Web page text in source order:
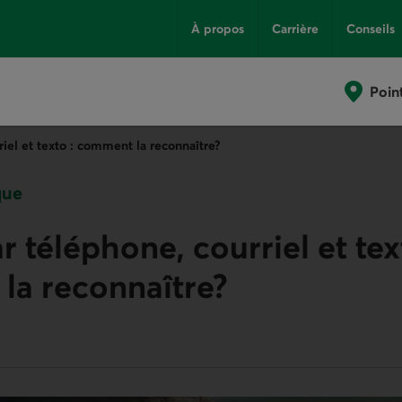
À propos Carrière Conseils
et texto : comment la reconnaître?
téléphone, courriel et
reconnaître?